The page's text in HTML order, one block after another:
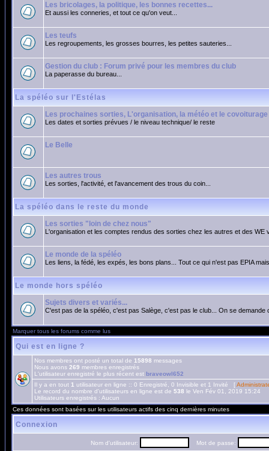
Les bricolages, la politique, les bonnes recettes...
Et aussi les conneries, et tout ce qu'on veut...
Les teufs
Les regroupements, les grosses bourres, les petites sauteries...
Gestion du club : Forum privé pour les membres du club
La paperasse du bureau...
La spéléo sur l'Estélas
Les prochaines sorties, L'organisation, la météo et le covoiturage
Les dates et sorties prévues / le niveau technique/ le reste
Le Belle
Les autres trous
Les sorties, l'activité, et l'avancement des trous du coin...
La spéléo dans le reste du monde
Les sorties "loin de chez nous"
L'organisation et les comptes rendus des sorties chez les autres et des WE
Le monde de la spéléo
Les liens, la fédé, les expés, les bons plans... Tout ce qui n'est pas EPIA
Le monde hors spéléo
Sujets divers et variés...
C'est pas de la spéléo, c'est pas Salège, c'est pas le club... On se
Marquer tous les forums comme lus
Qui est en ligne ?
Nos membres ont posté un total de 15898 messages
Nous avons 269 membres enregistrés
L'utilisateur enregistré le plus récent est braveowl652
Il y a en tout 1 utilisateur en ligne :: 0 Enregistré, 0 Invisible et 1 Invité [
Le record du nombre d'utilisateurs en ligne est de 538 le Ven Fév 01, 2019 15:24
Utilisateurs enregistrés : Aucun
Ces données sont basées sur les utilisateurs actifs des cinq dernières minutes
Connexion
Nom d'utilisateur: Mot de passe: